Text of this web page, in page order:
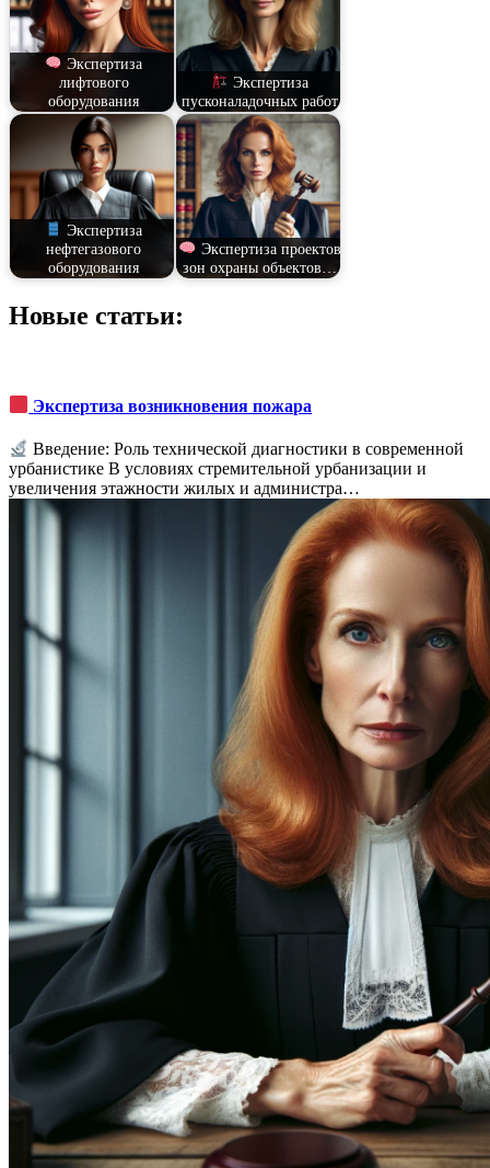
Экспертиза
лифтового
оборудования
Экспертиза
пусконаладочных работ
Экспертиза
нефтегазового
оборудования
Экспертиза проектов
зон охраны объектов…
Новые статьи:
Экспертиза возникновения пожара
Введение: Роль технической диагностики в современной
урбанистике В условиях стремительной урбанизации и
увеличения этажности жилых и администра…